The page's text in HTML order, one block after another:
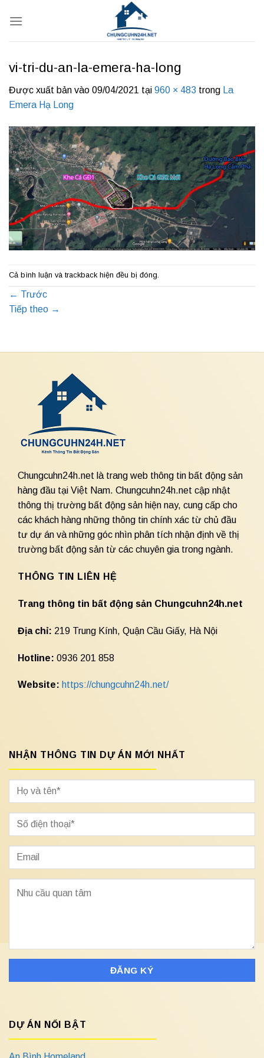
qua
vi-tri-du-an-la-emera-ha-long
Được xuất bản vào 09/04/2021 tại 960 × 483 trong
La
Emera Hạ Long
Cả bình luận và trackback hiện đều bị đóng.
← Trước
Tiếp theo →
Chungcuhn24h.net là trang web thông tin bất động sản
hàng đầu tại Việt Nam. Chungcuhn24h.net cập nhật
thông thị trường bất động sản hiện nay, cung cấp cho
các khách hàng những thông tin chính xác từ chủ đầu
tư dự án và những góc nhìn phân tích nhận định về thị
trường bất động sản từ các chuyên gia trong ngành.
THÔNG TIN LIÊN HỆ
Trang thông tin bất động sản Chungcuhn24h.net
Địa chỉ: 219 Trung Kính, Quận Cầu Giấy, Hà Nội
Hotline: 0936 201 858
Website: https://chungcuhn24h.net/
NHẬN THÔNG TIN DỰ ÁN MỚI NHẤT
DỰ ÁN NỔI BẬT